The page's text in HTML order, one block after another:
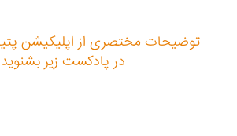
توضیحات مختصری از اپلیکیشن پتیا
در پادکست زیر